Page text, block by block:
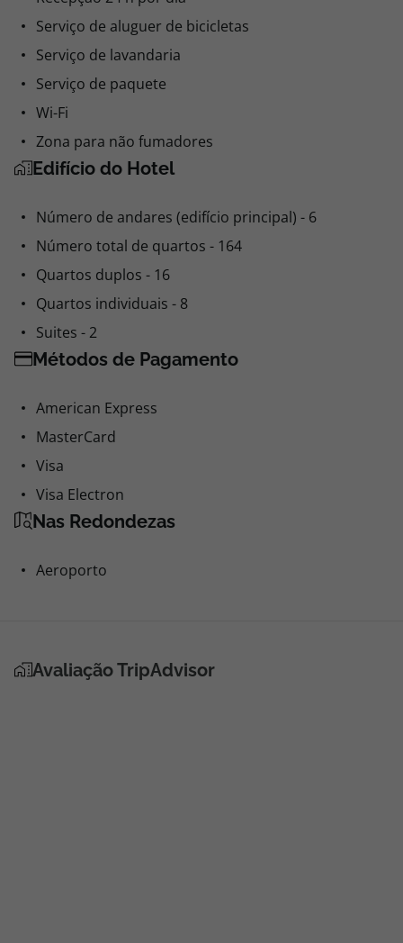
Serviço de aluguer de bicicletas
Serviço de lavandaria
Serviço de paquete
Wi-Fi
Zona para não fumadores
Edifício do Hotel
Número de andares (edifício principal) - 6
Número total de quartos - 164
Quartos duplos - 16
Quartos individuais - 8
Suites - 2
Métodos de Pagamento
American Express
MasterCard
Visa
Visa Electron
Nas Redondezas
Aeroporto
Avaliação TripAdvisor